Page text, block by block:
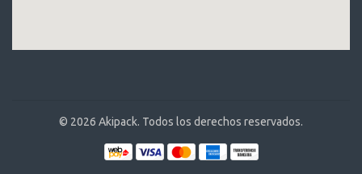
© 2026 Akipack. Todos los derechos reservados.